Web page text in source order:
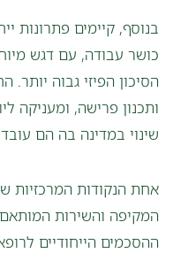
בנוסף, קיימים פתרונות
כושר עבודה, עם דגש
הסיכון הפיזי גבוה
ותכנון פרישה, ומעניקה
שינוי במדינה בה הם
אחת הנקודות המרכזיות
המקיפה והשירות
ההסכמים הייחודיים